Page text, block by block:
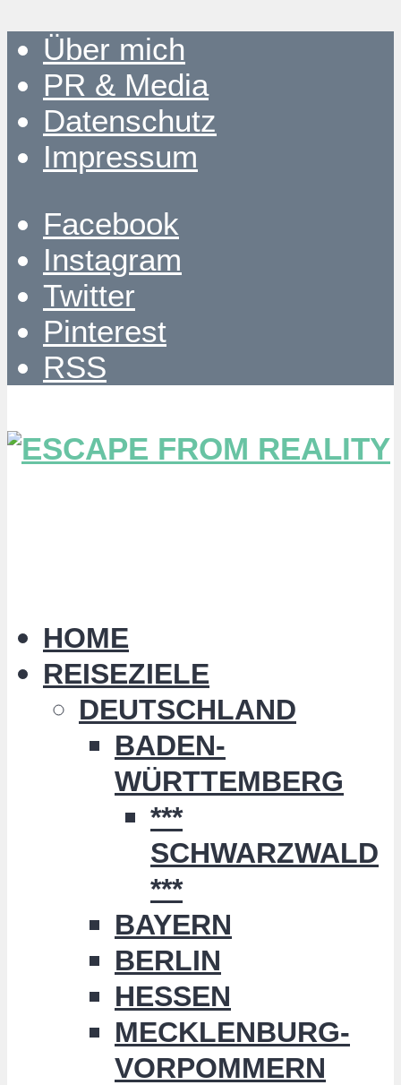
Über mich
PR & Media
Datenschutz
Impressum
Facebook
Instagram
Twitter
Pinterest
RSS
HOME
REISEZIELE
DEUTSCHLAND
BADEN-
WÜRTTEMBERG
***
SCHWARZWALD
***
BAYERN
BERLIN
HESSEN
MECKLENBURG-
VORPOMMERN